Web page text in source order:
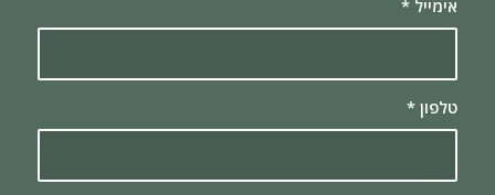
אימייל *
טלפון *